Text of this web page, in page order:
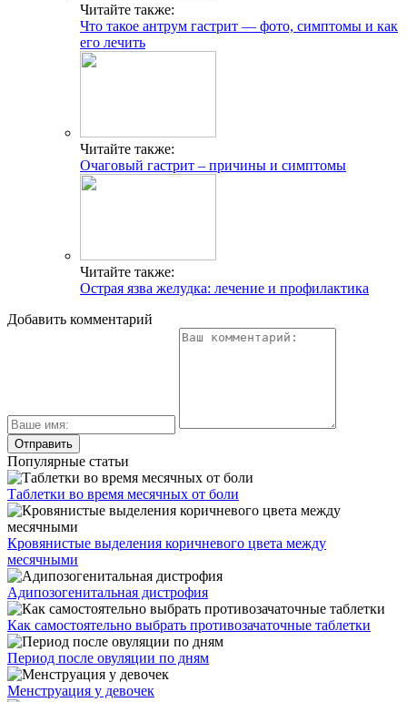
Читайте также:
Что такое антрум гастрит — фото, симптомы и как
его лечить
Читайте также:
Очаговый гастрит – причины и симптомы
Читайте также:
Острая язва желудка: лечение и профилактика
Добавить комментарий
Популярные статьи
Таблетки во время месячных от боли
Кровянистые выделения коричневого цвета между
месячными
Адипозогенитальная дистрофия
Как самостоятельно выбрать противозачаточные таблетки
Период после овуляции по дням
Менструация у девочек